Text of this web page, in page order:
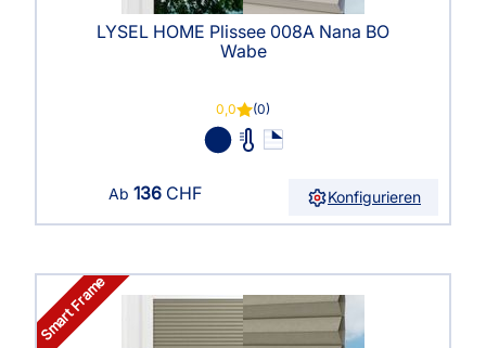
LYSEL HOME Plissee 008A Nana BO
Wabe
0,0 (0)
Ab 136 CHF Konfigurieren
Smart Frame